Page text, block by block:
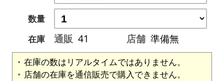
数量
在庫
通販 41 店舗 準備無
在庫の数はリアルタイムではありません。
店舗の在庫を通信販売で購入できません。